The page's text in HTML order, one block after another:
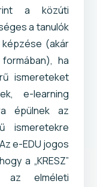
a közúti
a tanulók
képzése (akár
ha
ismereteket
e-learning
épülnek az
ismeretekre
e-EDU jogos
a „KRESZ”
az elméleti